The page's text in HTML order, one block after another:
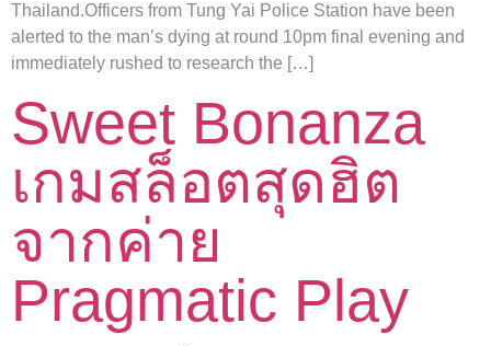
Thailand.Officers from Tung Yai Police Station have been
alerted to the man’s dying at round 10pm final evening and
immediately rushed to research the […]
Sweet Bonanza
เกมสล็อตสุดฮิต
จากค่าย
Pragmatic Play